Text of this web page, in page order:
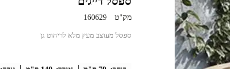
מק"ט 160629
ספסל מעוצב מעץ מלא לריהוט גן